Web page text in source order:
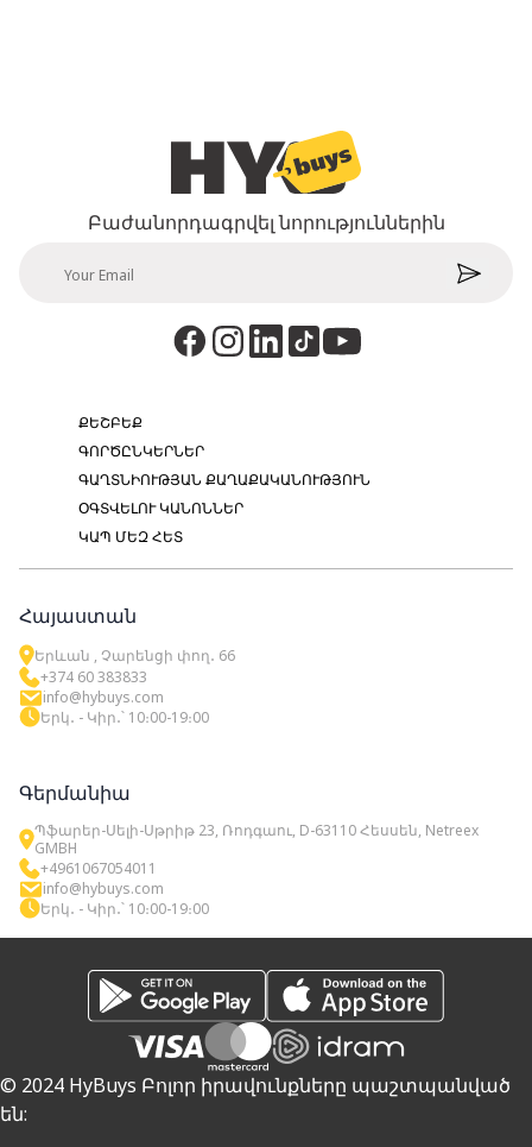
Բաժանորդագրվել նորություններին
ՔԵՇԲԵՔ
ԳՈՐԾԸՆԿԵՐՆԵՐ
ԳԱՂՏՆԻՈՒԹՅԱՆ ՔԱՂԱՔԱԿԱՆՈՒԹՅՈՒՆ
ՕԳՏՎԵԼՈՒ ԿԱՆՈՆՆԵՐ
ԿԱՊ ՄԵԶ ՀԵՏ
Հայաստան
Երևան , Չարենցի փող․ 66
+374 60 383833
info@hybuys.com
Երկ․ - Կիր․՝ 10։00-19։00
Գերմանիա
Պֆարեր-Սելի-Սթրիթ 23, Ռոդգաու, D-63110 Հեսսեն, Netreex
GMBH
+4961067054011
info@hybuys.com
Երկ․ - Կիր․՝ 10։00-19։00
© 2024 HyBuys Բոլոր իրավունքները պաշտպանված
են: